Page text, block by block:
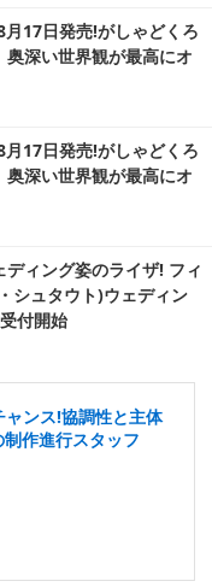
17日発売!がしゃどくろ
深い世界観が最高にオ
17日発売!がしゃどくろ
深い世界観が最高にオ
ィング姿のライザ! フィ
シュタウト)ウェディン
付開始
ンス!協調性と主体
作進行スタッフ